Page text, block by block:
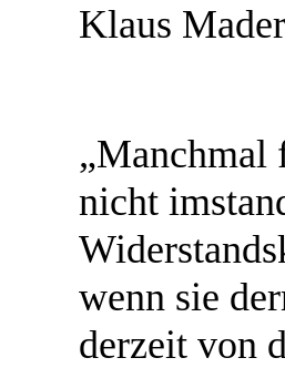
Klaus
„Manchmal
nicht
wenn sie
derzeit von